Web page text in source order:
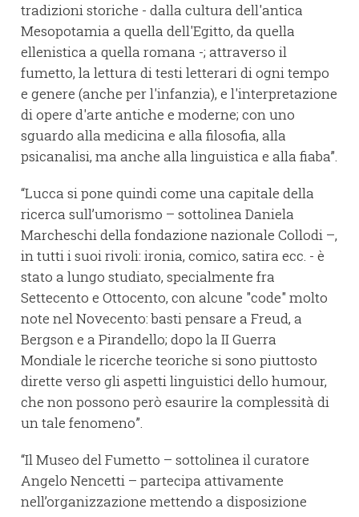
tradizioni storiche - dalla cultura dell'antica
Mesopotamia a quella dell'Egitto, da quella
ellenistica a quella romana -; attraverso il
fumetto, la lettura di testi letterari di ogni tempo
e genere (anche per l'infanzia), e l'interpretazione
di opere d'arte antiche e moderne; con uno
sguardo alla medicina e alla filosofia, alla
psicanalisi, ma anche alla linguistica e alla fiaba”.
“Lucca si pone quindi come una capitale della
ricerca sull’umorismo – sottolinea Daniela
Marcheschi della fondazione nazionale Collodi –,
in tutti i suoi rivoli: ironia, comico, satira ecc. - è
stato a lungo studiato, specialmente fra
Settecento e Ottocento, con alcune "code" molto
note nel Novecento: basti pensare a Freud, a
Bergson e a Pirandello; dopo la II Guerra
Mondiale le ricerche teoriche si sono piuttosto
dirette verso gli aspetti linguistici dello humour,
che non possono però esaurire la complessità di
un tale fenomeno”.
“Il Museo del Fumetto – sottolinea il curatore
Angelo Nencetti – partecipa attivamente
nell’organizzazione mettendo a disposizione